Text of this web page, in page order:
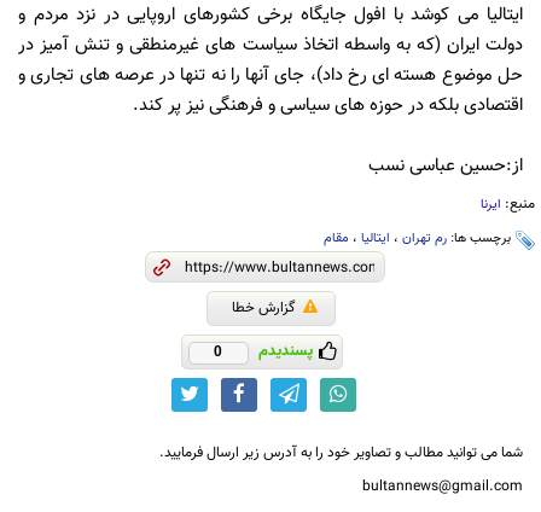
ایتالیا می کوشد با افول جایگاه برخی کشورهای اروپایی در نزد مردم و
دولت ایران (که به واسطه اتخاذ سیاست های غیرمنطقی و تنش آمیز در
حل موضوع هسته ای رخ داد)، جای آنها را نه تنها در عرصه های تجاری و
اقتصادی بلکه در حوزه های سیاسی و فرهنگی نیز پر کند.
از:حسین عباسی نسب
منبع: ایرنا
برچسب ها: رم تهران ، ایتالیا ، مقام
گزارش خطا
پسندیدم 0
شما می توانید مطالب و تصاویر خود را به آدرس زیر ارسال فرمایید.
bultannews@gmail.com